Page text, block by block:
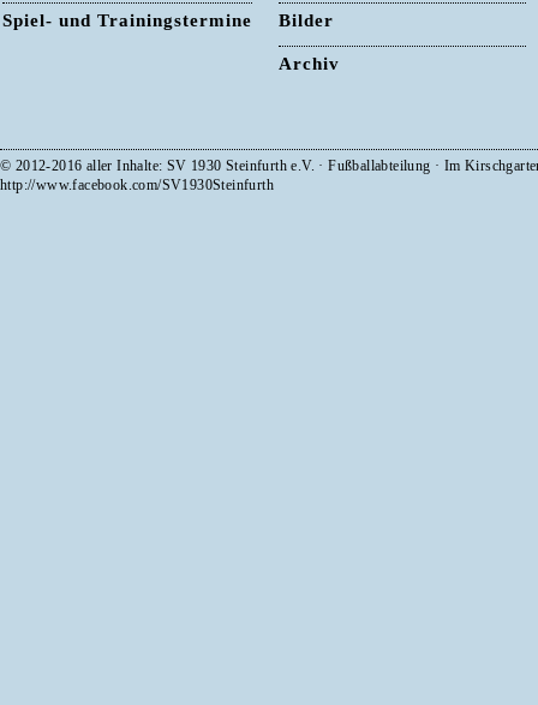
Spiel- und Trainingstermine Bilder
Archiv
© 2012-2016 aller Inhalte: SV 1930 Steinfurth e.V. · Fußballabteilung · Im
http://www.facebook.com/SV1930Steinfurth